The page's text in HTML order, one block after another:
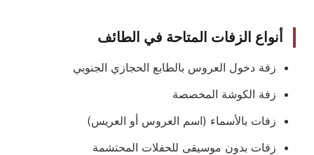
أنواع الزفات المتاحة في الطائف
زفة دخول العروس بالطابع الحجازي الجنوبي
زفة الكوشة المخصصة
زفات بالأسماء (اسم العروس أو العريس)
زفات بدون موسيقى للحفلات المحتشمة